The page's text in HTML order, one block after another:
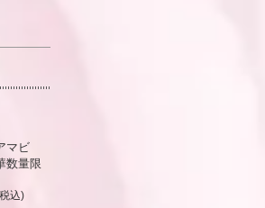
マビ
数量限
込)